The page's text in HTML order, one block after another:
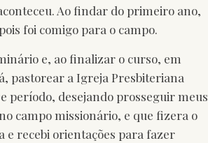
Ao findar do primeiro ano,
foi comigo para o campo.
e, ao finalizar o curso, em
pastorear a Igreja Presbiteriana
período, desejando prosseguir meus
campo missionário, e que fizera o
e recebi orientações para fazer